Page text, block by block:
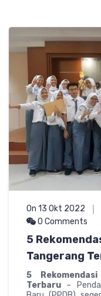
On 13 Okt 2022
0 Comments
5
Tangerang
5
Terbaru –